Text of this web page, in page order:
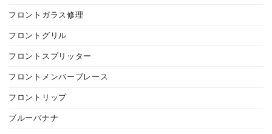
フロントガラス修理
フロントグリル
フロントスプリッター
フロントメンバーブレース
フロントリップ
ブルーバナナ